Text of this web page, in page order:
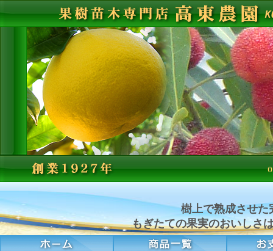
樹上で熟成させた
もぎたての果実のおいしさ